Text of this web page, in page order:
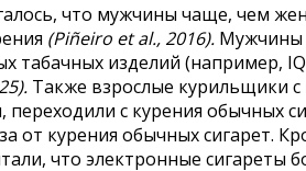
что мужчины чаще, чем
(Piñeiro et al., 2016). Мужчины
табачных изделий (например,
Также взрослые курильщики
с курения обычных
от курения обычных сигарет.
что электронные сигареты